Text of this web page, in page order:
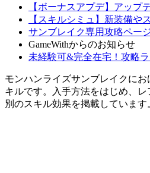
【ボーナスアプデ】アップ
【スキルシミュ】新装備や
サンブレイク専用攻略ペー
GameWithからのお知らせ
未経験可&完全在宅！攻略ラ
モンハンライズサンブレイクに
キルです。入手方法をはじめ、
別のスキル効果を掲載しています